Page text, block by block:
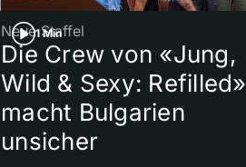
1 Min
Neue Staffel
Die Crew von «Jung,
Wild & Sexy: Refilled»
macht Bulgarien
unsicher